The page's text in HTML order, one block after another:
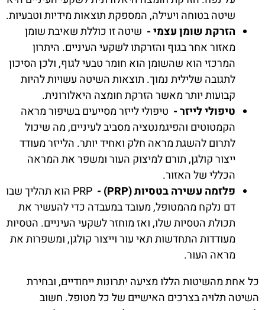
שיטה בטוחה ויעילה, המספקת תוצאות מידיות וטבעיות.
הזרקת שומן עצמי - שיטה זו כוללת שאיבת שומן
מאזור אחר בגוף והזרקתו לשקעי העיניים. היתרון
המרכזי הוא שהשומן הוא חומר טבעי לגוף, ולכן הסיכון
לתגובה שלילית נמוך. תוצאות השיטה עשויות להיות
קבועות יותר מאשר הזרקת חומצה היאלורונית.
טיפולי לייזר - טיפולי לייזר מסייעים בשיפור מראה
הקמטוטים והפיגמנטציה מסביב לעיניים, מה שיכול
לתרום להשגת מראה חלק ואחיד יותר. הלייזר מעודד
ייצור קולגן, תורם למיצוק העור ומשפר את המראה
הכללי של האזור.
פלזמה עשירה בטסיות (PRP) -
PRP הוא תהליך שבו
דם נלקח מהמטופל, מעובד במעבדה כדי להעשיר את
תכולת הטסיות שלו, ואז מוחזר לשקעי העיניים. הטסיות
מעודדות התחדשות תאי עור וייצור קולגן, ומשפרות את
מראה העור.
כל אחת מהשיטות הללו מציעה יתרונות ייחודיים, ובחירת
השיטה תלויה בצרכים האישיים של כל מטופל. חשוב